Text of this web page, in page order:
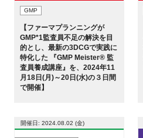
GMP
【ファーマプランニングが
GMP*1監査員不足の解決を目
的とし、最新の3DCGで実践に
特化した 『GMP Meister® 監
査員養成講座』を、2024年11
月18日(月)～20日(水)の３日間
で開催】
開催日: 2024.08.02 (金)